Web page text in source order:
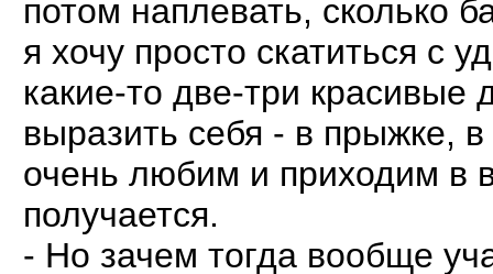
потом наплевать, сколько
я хочу просто скатиться с
какие-то две-три красивые
выразить себя - в прыжке,
очень любим и приходим в
получается.
- Но зачем тогда вообще